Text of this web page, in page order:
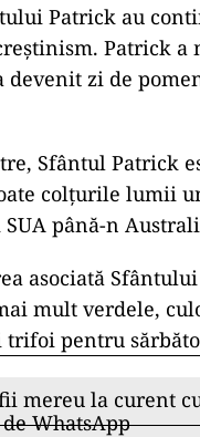
Patrick au
Patrick a
devenit zi de
Sfântul Patrick
colţurile lumii
SUA până-n
asociată
mult verdele,
pentru
mereu la curent
WhatsApp